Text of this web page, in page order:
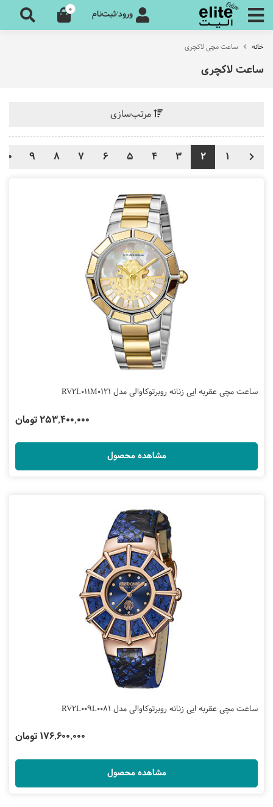
ورود/ثبت‌نام 0
خانه ساعت مچی لاکچری
ساعت لاکچری
مرتب‌سازی
1
2
3
4
5
6
7
8
9
10
ساعت مچی عقربه ایی زنانه روبرتوکاوالی مدل RV2L011M0121
253,400,000 تومان
مشاهده محصول
ساعت مچی عقربه ایی زنانه روبرتوکاوالی مدل RV2L009L0081
176,600,000 تومان
مشاهده محصول